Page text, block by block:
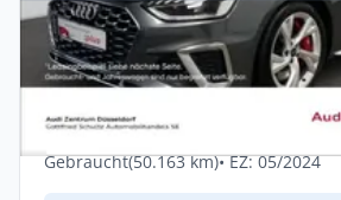
Privat
Audi S4 Avant 3.0 TDI quattro
Diesel •Automatik •
Gebraucht(50.163 km)• EZ: 05/2024